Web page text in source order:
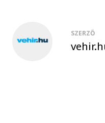
SZERZŐ